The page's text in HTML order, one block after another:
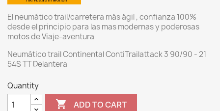
El neumático trail/carretera más ágil , confianza 100%
desde el principio para las mas modernas y poderosas
motos de Viaje-aventura
Neumático trail Continental ContiTrailattack 3 90/90 - 21
54S TT Delantera
Quantity
 ADD TO CART